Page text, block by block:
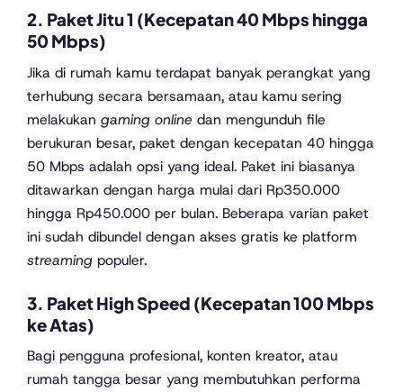
2. Paket Jitu 1 (Kecepatan 40 Mbps hingga
50 Mbps)
Jika di rumah kamu terdapat banyak perangkat yang
terhubung secara bersamaan, atau kamu sering
melakukan gaming online dan mengunduh file
berukuran besar, paket dengan kecepatan 40 hingga
50 Mbps adalah opsi yang ideal. Paket ini biasanya
ditawarkan dengan harga mulai dari Rp350.000
hingga Rp450.000 per bulan. Beberapa varian paket
ini sudah dibundel dengan akses gratis ke platform
streaming populer.
3. Paket High Speed (Kecepatan 100 Mbps
ke Atas)
Bagi pengguna profesional, konten kreator, atau
rumah tangga besar yang membutuhkan performa